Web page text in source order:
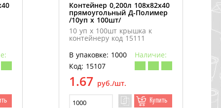
Контейнер 0,200л 108х82х40
прямоугольный Д-Полимер
/10уп х 100шт/
10 уп х 100шт крышка к
контейнеру код 15111
В упаковке: 1000
Наличие:
Код: 15107
1.67 руб./шт.
Купить